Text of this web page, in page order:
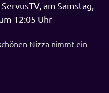
ServusTV, am Samstag,
12:05 Uhr
Nizza nimmt ein